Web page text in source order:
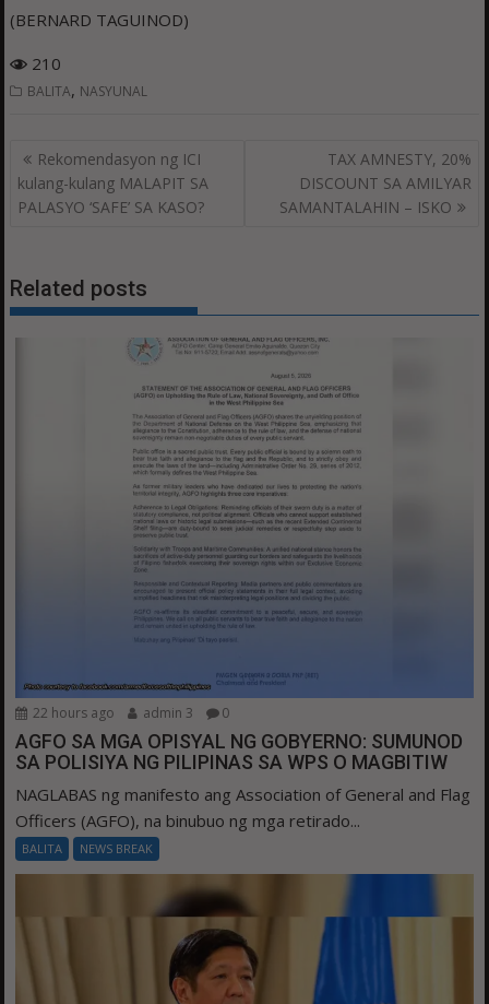
(BERNARD TAGUINOD)
210
BALITA, NASYUNAL
Post
navigation
Rekomendasyon ng ICI
kulang-kulang MALAPIT SA
PALASYO ‘SAFE’ SA KASO?
TAX AMNESTY, 20%
DISCOUNT SA AMILYAR
SAMANTALAHIN – ISKO
Related posts
22 hours ago admin 3 0
AGFO SA MGA OPISYAL NG GOBYERNO: SUMUNOD
SA POLISIYA NG PILIPINAS SA WPS O MAGBITIW
NAGLABAS ng manifesto ang Association of General and Flag
Officers (AGFO), na binubuo ng mga retirado...
BALITA NEWS BREAK